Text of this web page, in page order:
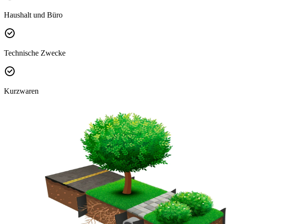
Haushalt und Büro
Technische Zwecke
Kurzwaren